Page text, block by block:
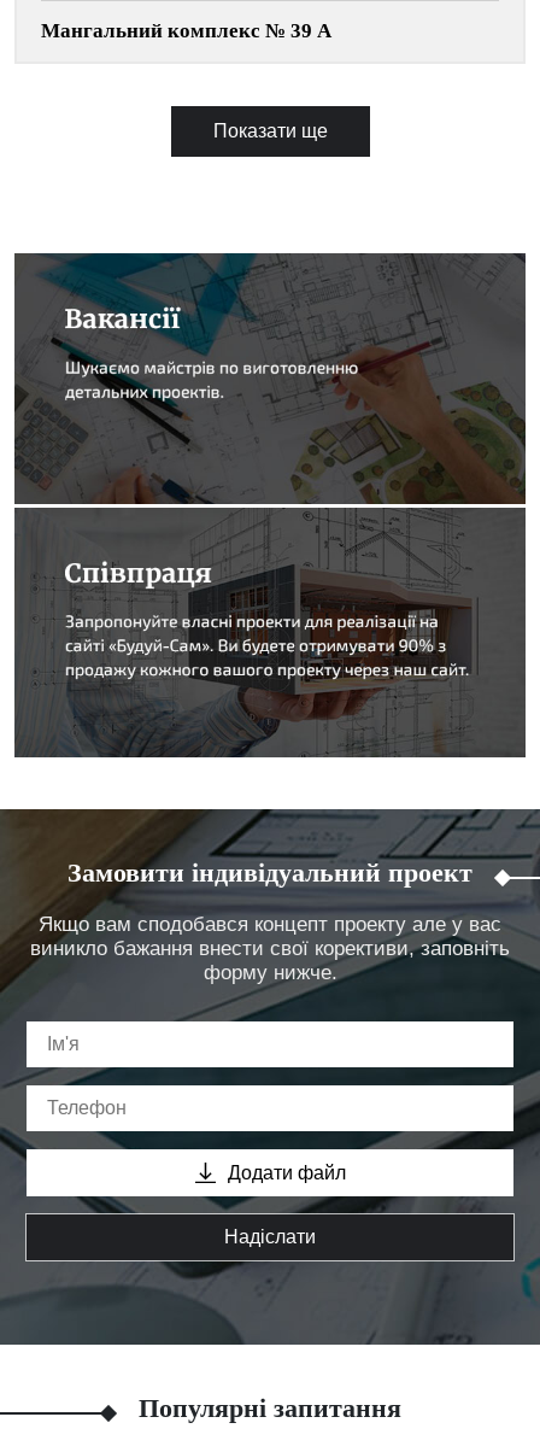
Мангальний комплекс № 39 А
Показати ще
Замовити індивідуальний проект
Якщо вам сподобався концепт проекту але у вас
виникло бажання внести свої корективи, заповніть
форму нижче.
Додати файл
Надіслати
Популярні запитання